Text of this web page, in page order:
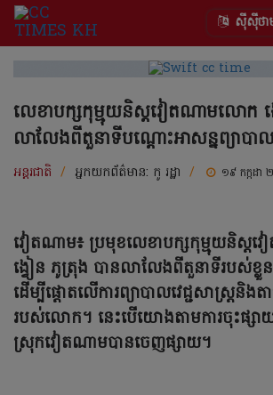
ស៊ីស៊ីថា
លេខាបក្សកុម្មុយនិស្តវៀតណាមលោក
លាលែងពីតួនាទីបណ្តោះអាសន្នព្យាបា
អន្តរជាតិ / អ្នកយកព័ត៌មាន: កូ រដ្ឋា / ១៩ កក្កដា
វៀតណាម៖ ប្រមុខលេខាបក្សកុម្មុយនិស្ត
ង្វៀន ភូត្រុង បានលាលែងពីតួនាទីរបស់ខ្លួ
ដើម្បីផ្តោតលើការព្យាបាលវេជ្ជសាស្ត្រនិ
របស់លោក។ នេះបើយោងតាមការចុះផ្សា
ស្រុកវៀតណាមបានចេញផ្សាយ។